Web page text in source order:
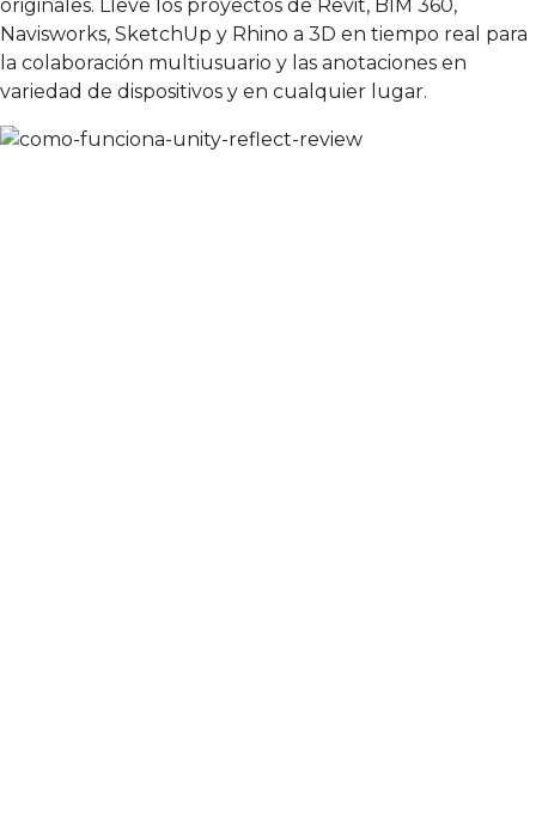
originales. Lleve los proyectos de Revit, BIM 360,
Navisworks, SketchUp y Rhino a 3D en tiempo real para
la colaboración multiusuario y las anotaciones en
variedad de dispositivos y en cualquier lugar.